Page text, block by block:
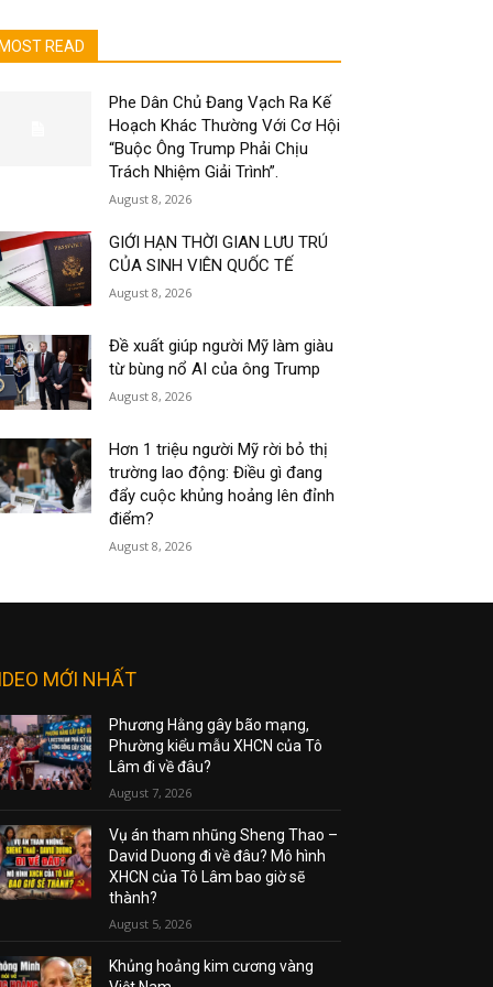
MOST READ
Phe Dân Chủ Đang Vạch Ra Kế
Hoạch Khác Thường Với Cơ Hội
“Buộc Ông Trump Phải Chịu
Trách Nhiệm Giải Trình”.
August 8, 2026
GIỚI HẠN THỜI GIAN LƯU TRÚ
CỦA SINH VIÊN QUỐC TẾ
August 8, 2026
Đề xuất giúp người Mỹ làm giàu
từ bùng nổ AI của ông Trump
August 8, 2026
Hơn 1 triệu người Mỹ rời bỏ thị
trường lao động: Điều gì đang
đẩy cuộc khủng hoảng lên đỉnh
điểm?
August 8, 2026
MỚI NHẤT
Phương Hằng gây bão mạng,
Phường kiểu mẫu XHCN của Tô
Lâm đi về đâu?
August 7, 2026
Vụ án tham nhũng Sheng Thao –
David Duong đi về đâu? Mô hình
XHCN của Tô Lâm bao giờ sẽ
thành?
August 5, 2026
Khủng hoảng kim cương vàng